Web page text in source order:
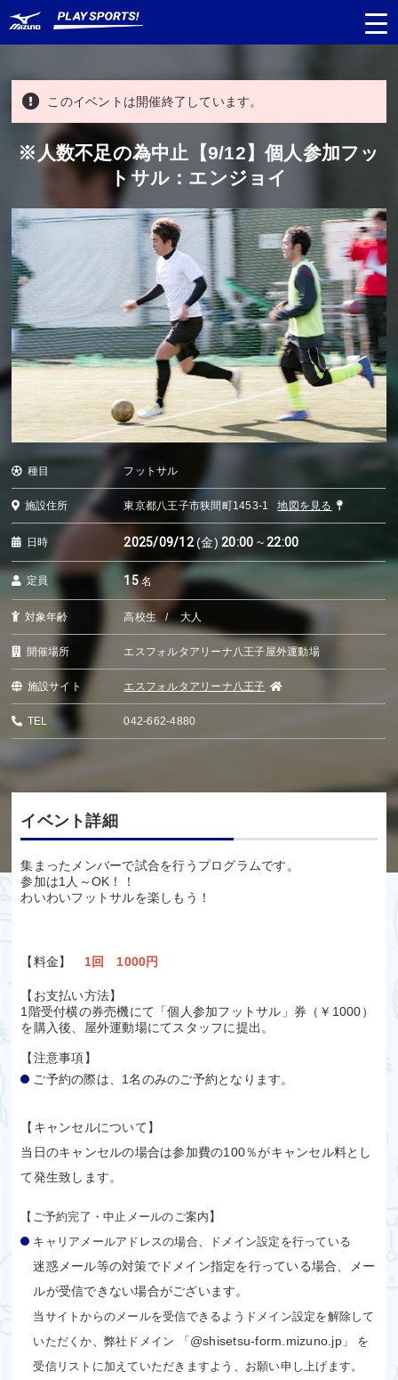
都道府県から探す
から探す
から探す
このイベントは開催終了しています。
※人数不足の為中止【9/12】個人参加フッ
トサル：エンジョイ
種目 フットサル
施設住所 東京都八王子市狭間町1453-1 地図を見る
日時 2025/09/12(金) 20:00 ~ 22:00
定員 15名
対象年齢 高校生 大人
開催場所 エスフォルタアリーナ八王子屋外運動場
施設サイト エスフォルタアリーナ八王子
TEL 042-662-4880
イベント詳細
集まったメンバーで試合を行うプログラムです。
参加は1人～OK！！
わいわいフットサルを楽しもう！
【料金】 1回 1000円
【お支払い方法】
1階受付横の券売機にて「個人参加フットサル」券（￥1000）
を購入後、屋外運動場にてスタッフに提出。
【注意事項】
ご予約の際は、1名のみのご予約となります。
【キャンセルについて】
当日のキャンセルの場合は参加費の100％がキャンセル料とし
て発生致します。
【ご予約完了・中止メールのご案内 】
キャリアメールアドレスの場合、ドメイン設定を行っている
迷惑メール等の対策でドメイン指定を行っている場合、メー
ルが受信できない場合がございます。
当サイトからのメールを受信できるようドメイン設定を解除して
いただくか、弊社ドメイン 「 @shisetsu-form.mizuno.jp」 を
受信リストに加えていただきますよう、お願い申し上げます。